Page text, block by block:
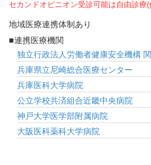
セカンドオピニオン受診可能は自由診療
地域医療連携体制あり
連携医療機関
独立行政法人労働者健康安全機構
兵庫県立尼崎総合医療センター
兵庫医科大学病院
公立学校共済組合近畿中央病院
神戸大学医学部附属病院
大阪医科薬科大学病院